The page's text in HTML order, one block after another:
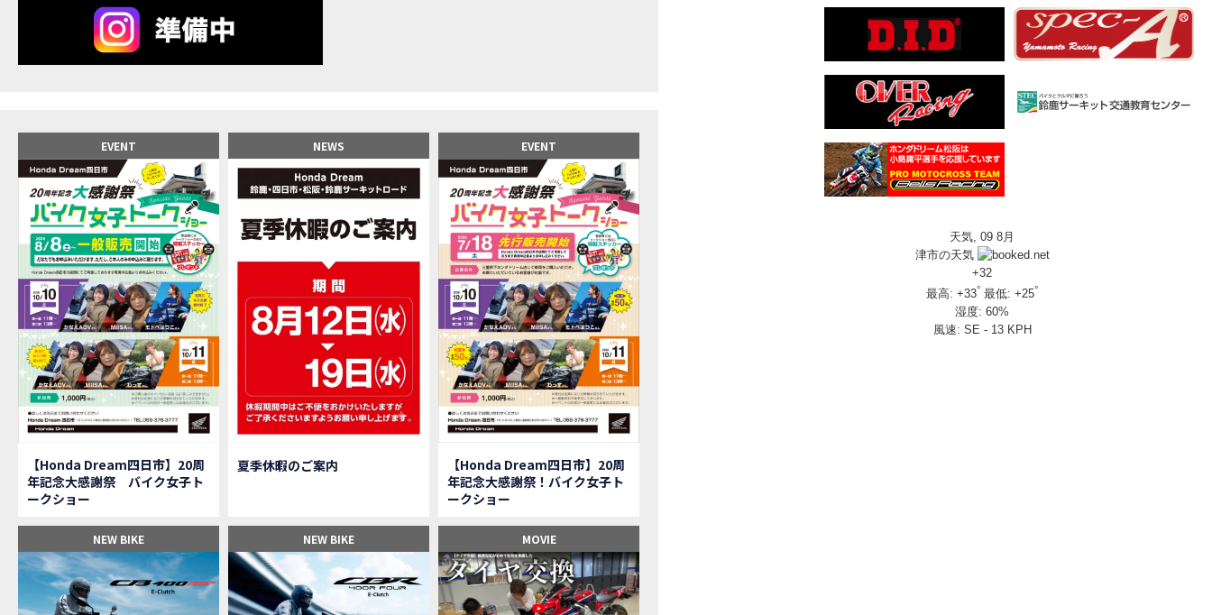
正統派NC750X！大型二輪教習から10年目の素直な感想|Honda NC750X DCT【バイク女子ツーリング】
MOVIE 女が乗るバイクじゃない？低身長女が検証します
MOVIE 【福井1泊ツーリング】バイク女子、仲悪いって本当？
MOVIE 大型ツアラー！Gold Wing Tour 50th ANNIVWRSARYは女性ライダーでもツーリングを楽しめるのか検証してみた｜Honda ゴールドウイング
MOVIE 【Monkey125】初めてモンキー！意外な◯◯へ行って来た【三重ホンダヒート】
NEW BIKE 大型ツアラー「Gold Wing Tour」と特別仕様の 「Gold Wing Tour 50th ANNIVERSARY」を 受注期間限定で発売
MOVIE 【三重県】女性ライダーツーリングを満喫しました｜CB1000HORNET CB750HORNET CB650R E-Clutch
MOVIE 【女子ツーの実態】恥ずかしいけど、暴露しました。
MOVIE オイル交換に行ったつもりが…まさかの大出費！？
NEW BIKE 「CRF250 RALLY」「CRF250 RALLY＜s＞」の カラーリング設定と仕様を一部変更し発売
「CRF250L」「CRF250L＜s＞」のカラーリング設定と 仕様を一部変更し発売
NEW BIKE 軽二輪スーパースポーツモデル「CBR250RR」の カラーバリエーションを変更し発売
MOVIE 【Honda Dream鈴鹿】20周年記念・大感謝祭イベント 大人気バイク女子が大集合・・Honda Dreamさんの人気を探ってきましたスペシャル！！メチャクチャ楽しかったです❤
NEW BIKE PROJECT BIG1 Final Edition CB 1300在庫車あります！
【バイク女子】急遽、愛車とお別れ…ついにあのバイクに乗れた
MOVIE 【バイク女子】オイル交換だけのつもりが、まさかのアレを交換することに！？
【Honda Dream 鈴鹿２０周年記念大感謝祭】 多くの方のご来店ありがとうございました！
【CB650R E-Clutch】X-ADVでDCTに5年乗った私が素直にレビュー｜Honda X-ADV
MOVIE 【カブでアクセル全開】女性ライダーで耐久レース参戦！レースだけじゃないサーキットの楽しみ方|Honda supercub
MOVIE 【新型X-ADV】最初のカスタムはこれ！ガラスコーティングもしちゃいました|Honda X-ADV
MOVIE 【納車】新型X-ADV初走行！3台乗り継いだ私の素直な感想｜DCT クルーズコントロール
三重県下 Honda Dream4店舗にて新春キャンペーンを開催
EVENT
【Honda Dream四日市】20周
年記念大感謝祭 バイク女子ト
ークショー
NEWS
夏季休暇のご案内
EVENT
【Honda Dream四日市】20周
年記念大感謝祭！バイク女子ト
ークショー
NEW BIKE NEW BIKE MOVIE
天気, 09 8月
津市の天気
+32
最高: +33° 最低: +25°
湿度: 60%
風速: SE - 13 KPH